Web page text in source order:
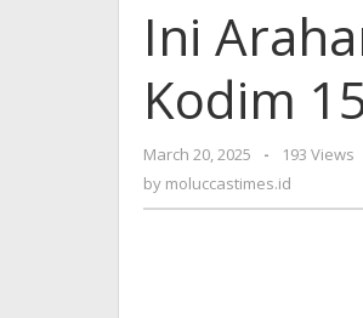
Ini
Kodim
March 20, 2025
by
-
193 Views
by moluccastimes.id